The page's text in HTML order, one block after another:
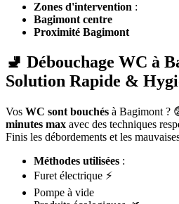
Zones d'intervention :
Bagimont centre
Proximité Bagimont
🚽 Débouchage WC à
Solution Rapide &
Vos WC sont bouchés à Bagimont ?
minutes max avec des techniques
Finis les débordements et les
Méthodes utilisées :
Furet électrique ⚡
Pompe à vide